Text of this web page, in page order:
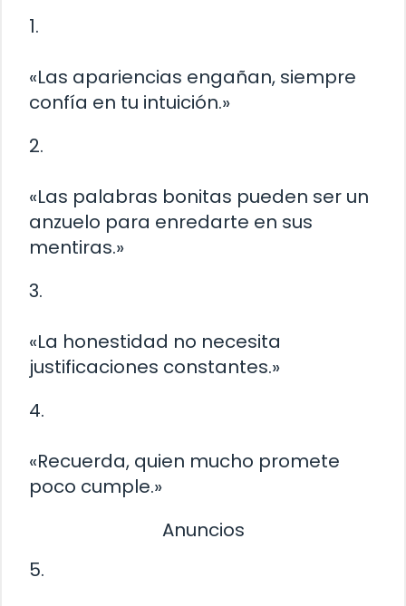
1.
«Las apariencias engañan, siempre
confía en tu intuición.»
2.
«Las palabras bonitas pueden ser un
anzuelo para enredarte en sus
mentiras.»
3.
«La honestidad no necesita
justificaciones constantes.»
4.
«Recuerda, quien mucho promete
poco cumple.»
Anuncios
5.